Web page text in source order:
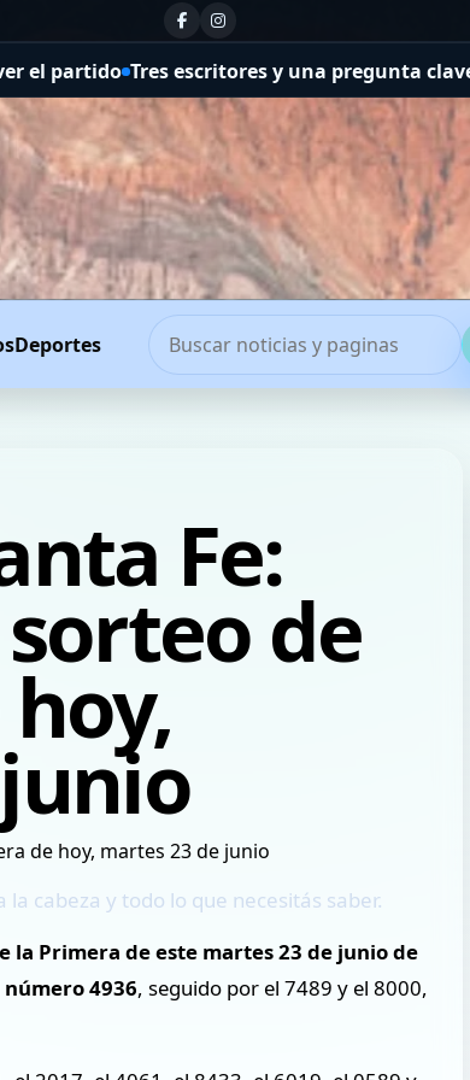
escritores y una pregunta clave en la Feria
Deportes
Fe:
de
cabeza y todo lo que necesitás saber.
la Primera de este martes 23 de junio de
4936, seguido por el 7489 y el 8000,